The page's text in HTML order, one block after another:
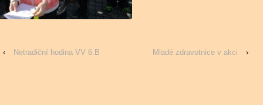
‹ Netradiční hodina VV 6.B Mladé zdravotnice v akci ›